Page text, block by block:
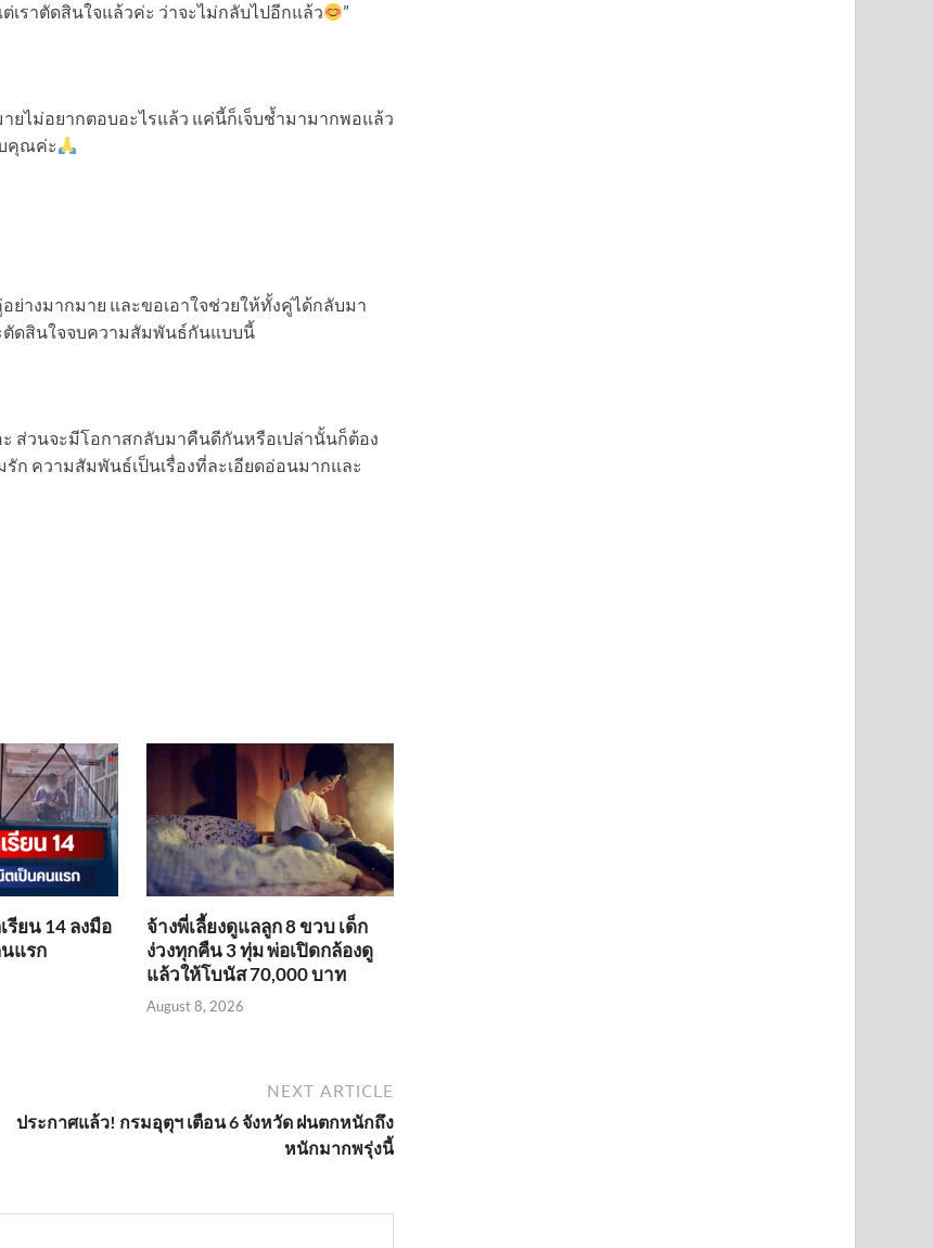
ราตัดสินใจแล้วค่ะ ว่าจะไม่กลับไปอีกแล้ว
”
ยไม่อยากตอบอะไรแล้ว แค่นี้ก็เจ็บช้ำมามากพอแล้ว
คุณค่ะ
างมากมาย และขอเอาใจช่วยให้ทั้งคู่ได้กลับมา
ดสินใจจบความสัมพันธ์กันแบบนี้
ะ ส่วนจะมีโอกาสกลับมาคืนดีกันหรือเปล่านั้นก็ต้อง
ก ความสัมพันธ์เป็นเรื่องที่ละเอียดอ่อนมากและ
รียน 14 ลงมือ
แรก
จ้างพี่เลี้ยงดูแลลูก 8 ขวบ เด็ก
ง่วงทุกคืน 3 ทุ่ม พ่อเปิดกล้องดู
แล้วให้โบนัส 70,000 บาท
August 8, 2026
NEXT ARTICLE
ประกาศแล้ว! กรมอุตุฯ เตือน 6 จังหวัด ฝนตกหนักถึง
หนักมากพรุ่งนี้